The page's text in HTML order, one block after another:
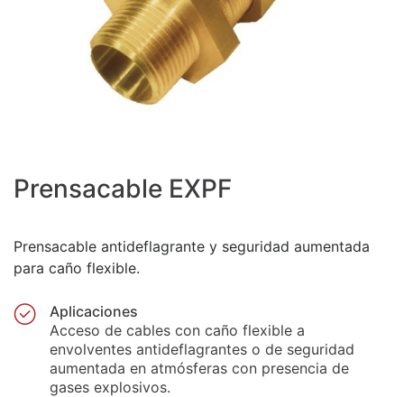
Prensacable EXPF
Prensacable antideflagrante y seguridad aumentada
para caño flexible.
Aplicaciones
Acceso de cables con caño flexible a
envolventes antideflagrantes o de seguridad
aumentada en atmósferas con presencia de
gases explosivos.